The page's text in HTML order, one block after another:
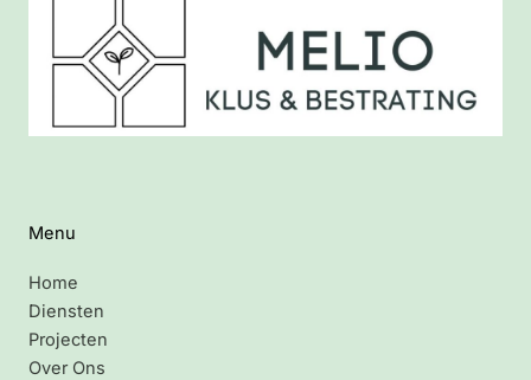
Menu
Home
Diensten
Projecten
Over Ons